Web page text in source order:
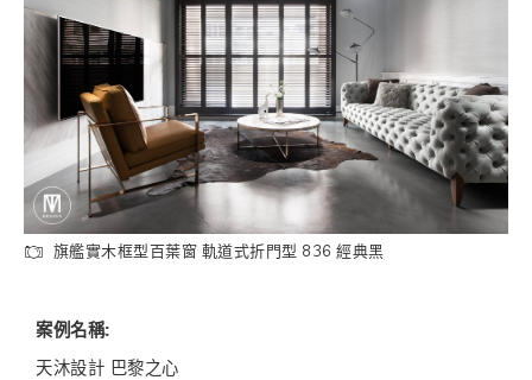
旗艦實木框型百葉窗 軌道式折門型 836 經典黑
案例名稱:
天沐設計 巴黎之心